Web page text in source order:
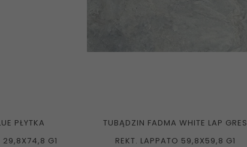
PŁYTKA
29,8X74,8 G1
TUBĄDZIN FADMA WHITE LAP GRES
REKT. LAPPATO 59,8X59,8 G1